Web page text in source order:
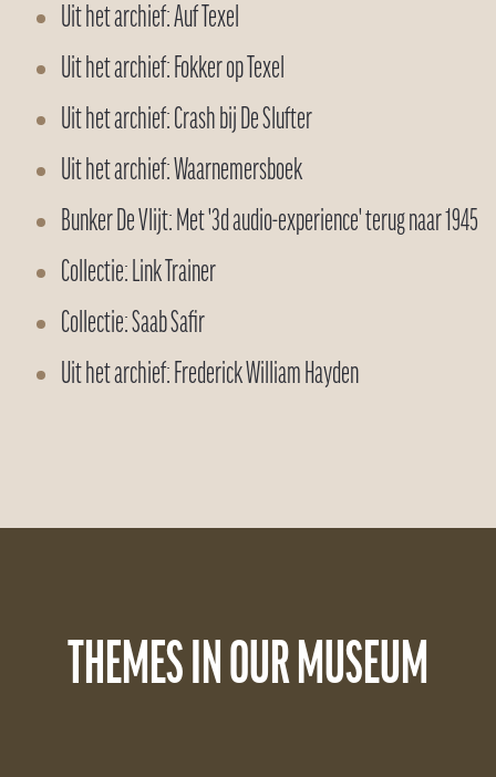
Uit het archief: Auf Texel
Uit het archief: Fokker op Texel
Uit het archief: Crash bij De Slufter
Uit het archief: Waarnemersboek
Bunker De Vlijt: Met '3d audio-experience' terug naar 1945
Collectie: Link Trainer
Collectie: Saab Safir
Uit het archief: Frederick William Hayden
THEMES IN OUR MUSEUM